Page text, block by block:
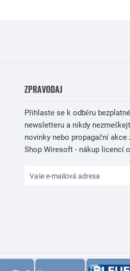
ZPRAVODAJ
Přihlaste se k odběru
newsletteru a nikdy
novinky nebo propagační akce
Shop Wiresoft - nákup licencí